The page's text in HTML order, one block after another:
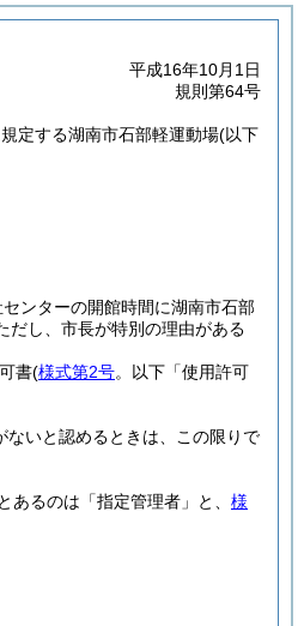
平成16年10月1日
規則第64号
定する湖南市石部軽運動場(以下
ンターの開館時間に湖南市石部
だし、市長が特別の理由がある
書(様式第2号。以下「使用許可
いと認めるときは、この限りで
あるのは「指定管理者」と、 様